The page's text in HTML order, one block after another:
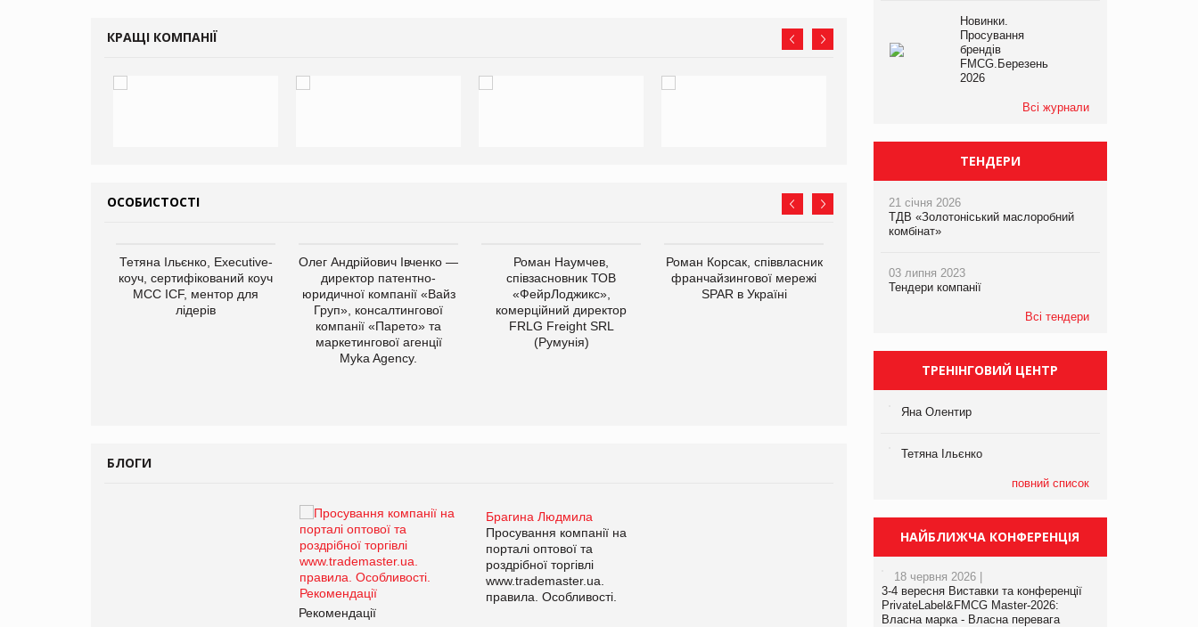
КРАЩІ КОМПАНІЇ
ОСОБИСТОСТІ
Тетяна Ільєнко, Executive-
коуч, сертифікований коуч
МСС ICF, ментор для
лідерів
Олег Андрійович Івченко —
директор патентно-
юридичної компанії «Вайз
Груп», консалтингової
компанії «Парето» та
маркетингової агенції
Myka Agency.
Роман Наумчев,
співзасновник ТОВ
«ФейрЛоджикс»,
комерційний директор
FRLG Freight SRL
(Румунія)
Роман Корсак, співвласник
франчайзингової мережі
SPAR в Україні
Файно маркет Директор
департаменту з
БЛОГИ
Брагина Людмила
Просування компанії на
порталі оптової та
роздрібної торгівлі
www.trademaster.ua.
правила. Особливості.
Рекомендації
Брагина Людмила
Просування компанії на
www.trademaster.ua.
правила. Особливості.
Новинки.
Просування
брендів
FMCG.Березень
2026
Всі журнали
ТЕНДЕРИ
21 січня 2026
ТДВ «Золотоніський маслоробний
комбінат»
03 липня 2023
Тендери компанії
Всі тендери
ТРЕНІНГОВИЙ ЦЕНТР
Яна Олентир
Тетяна Ільєнко
повний список
НАЙБЛИЖЧА КОНФЕРЕНЦІЯ
18 червня 2026 |
3-4 вересня Виставки та конференції
PrivateLabel&FMCG Master-2026:
Власна марка - Власна перевага